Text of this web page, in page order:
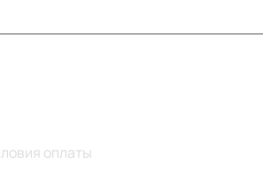
оплаты